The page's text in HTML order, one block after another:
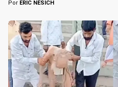
Por ERIC NESICH